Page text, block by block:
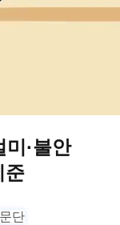
·불안
준
단